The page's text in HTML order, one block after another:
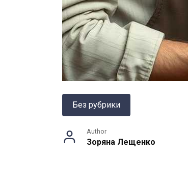
Без рубрики
Author
Зоряна Лещенко